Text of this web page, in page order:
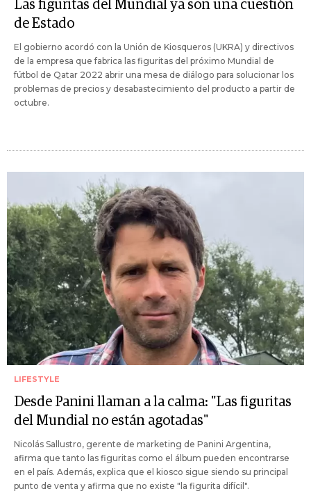
Las figuritas del Mundial ya son una cuestión
de Estado
El gobierno acordó con la Unión de Kiosqueros (UKRA) y directivos
de la empresa que fabrica las figuritas del próximo Mundial de
fútbol de Qatar 2022 abrir una mesa de diálogo para solucionar los
problemas de precios y desabastecimiento del producto a partir de
octubre.
LIFESTYLE
Desde Panini llaman a la calma: "Las figuritas
del Mundial no están agotadas"
Nicolás Sallustro, gerente de marketing de Panini Argentina,
afirma que tanto las figuritas como el álbum pueden encontrarse
en el país. Además, explica que el kiosco sigue siendo su principal
punto de venta y afirma que no existe "la figurita difícil".